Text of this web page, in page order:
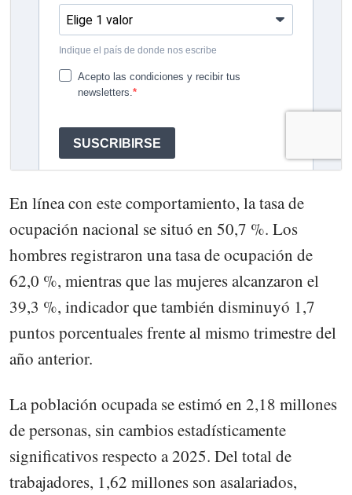
En línea con este comportamiento, la tasa de
ocupación nacional se situó en 50,7 %. Los
hombres registraron una tasa de ocupación de
62,0 %, mientras que las mujeres alcanzaron el
39,3 %, indicador que también disminuyó 1,7
puntos porcentuales frente al mismo trimestre del
año anterior.
La población ocupada se estimó en 2,18 millones
de personas, sin cambios estadísticamente
significativos respecto a 2025. Del total de
trabajadores, 1,62 millones son asalariados,